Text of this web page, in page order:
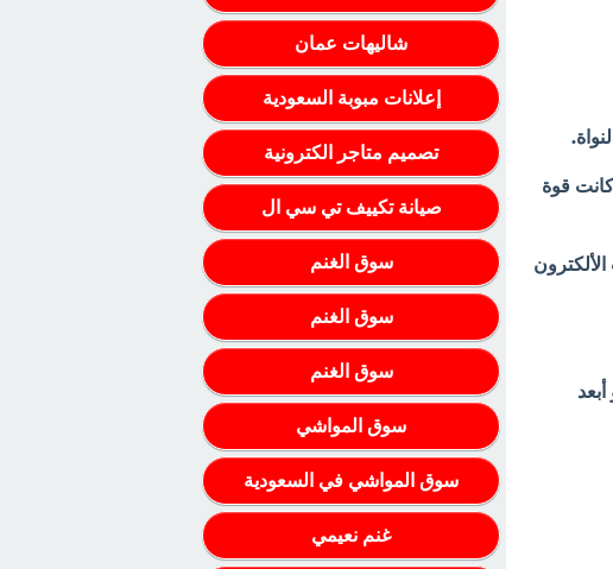
كانت قوة
شاليهات عمان
إعلانات مبوبة السعودية
تصميم متاجر الكترونية
صيانة تكييف تي سي ال
سوق الغنم
سوق الغنم
سوق الغنم
سوق المواشي
سوق المواشي في السعودية
غنم نعيمي